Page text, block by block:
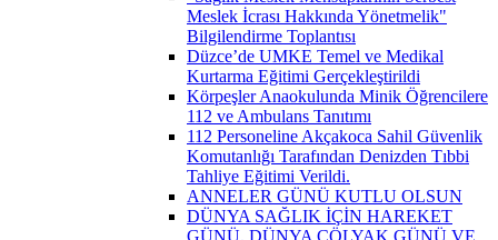
Meslek İcrası Hakkında Yönetmelik"
Bilgilendirme Toplantısı
Düzce’de UMKE Temel ve Medikal
Kurtarma Eğitimi Gerçekleştirildi
Körpeşler Anaokulunda Minik Öğrencilere
112 ve Ambulans Tanıtımı
112 Personeline Akçakoca Sahil Güvenlik
Komutanlığı Tarafından Denizden Tıbbi
Tahliye Eğitimi Verildi.
ANNELER GÜNÜ KUTLU OLSUN
DÜNYA SAĞLIK İÇİN HAREKET
GÜNÜ, DÜNYA ÇÖLYAK GÜNÜ VE